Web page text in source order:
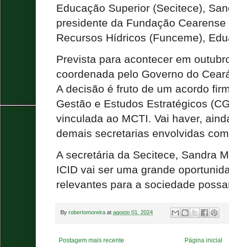
Educação Superior (Secitece),
presidente da Fundação
Recursos Hídricos (Funceme),
Prevista para acontecer em
coordenada pelo Governo do
A decisão é fruto de um acordo
Gestão e Estudos Estratégicos
vinculada ao MCTI. Vai haver,
demais secretarias envolvidas
A secretária da Secitece, Sandra
ICID vai ser uma grande
relevantes para a sociedade
By robertomoreira at agosto 01, 2024
Postagem mais recente Página inicial